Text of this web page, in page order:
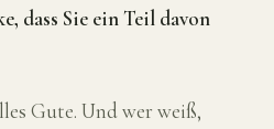
dass Sie ein Teil davon
Gute. Und wer weiß,